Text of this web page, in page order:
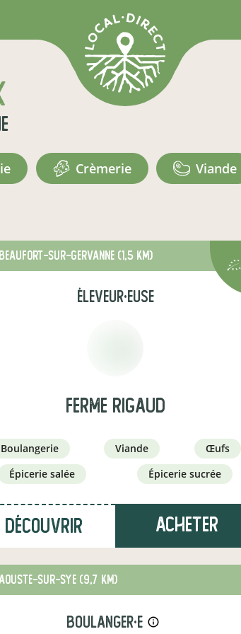
crèmerie viande
sur-Gervanne (1,5 km)
éleveur·euse
ferme rigaud
boulangerie viande
œufs
épicerie salée
épicerie sucrée
Découvrir Acheter
sur-Sye (9,7 km)
boulanger·e info_outline